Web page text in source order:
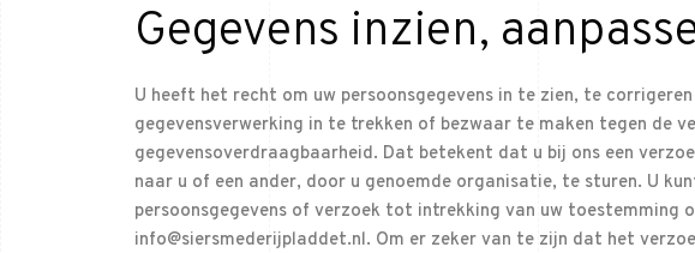
Gegevens inzien,
U heeft het recht om uw persoonsgegevens in te zien, te
gegevensverwerking in te trekken of bezwaar te maken tegen de
gegevensoverdraagbaarheid. Dat betekent dat u bij ons een
naar u of een ander, door u genoemde organisatie, te sturen. U
persoonsgegevens of verzoek tot intrekking van uw toestemming
info@siersmederijpladdet.nl. Om er zeker van te zijn dat het